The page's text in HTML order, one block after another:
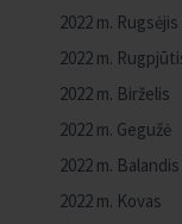
2022 m. Rugsėjis
2022 m.
2022 m. Birželis
2022 m. Gegužė
2022 m. Balandis
2022 m. Kovas